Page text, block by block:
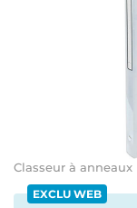
Classeur à anneaux
EXCLU WEB